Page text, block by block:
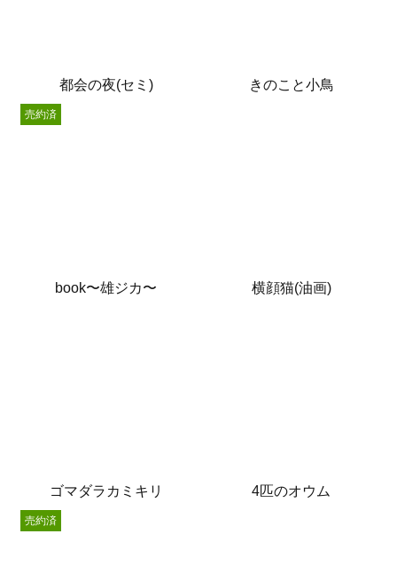
都会の夜(セミ) きのこと小鳥
book〜雄ジカ〜
売約済
横顔猫(油画)
ゴマダラカミキリ 4匹のオウム
売約済